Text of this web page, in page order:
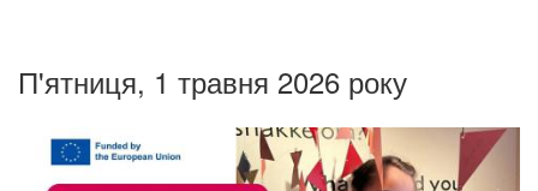
П'ятниця, 1 травня 2026 року